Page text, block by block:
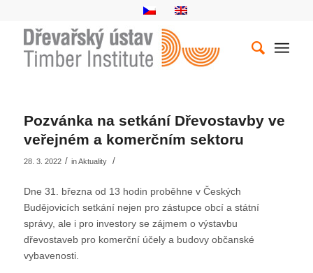
Pozvánka na setkání Dřevostavby ve
veřejném a komerčním sektoru
28. 3. 2022 / inAktuality /
Dne 31. března od 13 hodin proběhne v Českých
Budějovicích setkání nejen pro zástupce obcí a státní
správy, ale i pro investory se zájmem o výstavbu
dřevostaveb pro komerční účely a budovy občanské
vybavenosti.